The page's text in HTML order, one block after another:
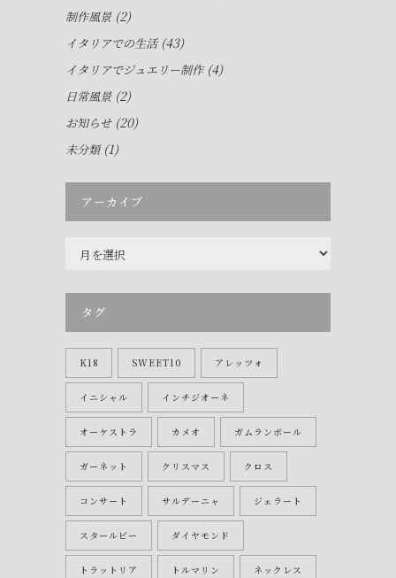
制作風景(2)
イタリアでの生活(43)
イタリアでジュエリー制作(4)
日常風景(2)
お知らせ(20)
未分類(1)
アーカイブ
ブ
タグ
K18 SWEET10 アレッツォ
イニシャル インチジオーネ
オーケストラ カメオ ガムランボール
ガーネット クリスマス クロス
コンサート サルデーニャ ジェラート
スタールビー ダイヤモンド
トラットリア トルマリン ネックレス